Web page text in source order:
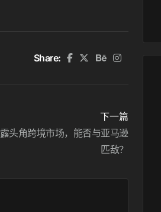
Share:
下一篇
头角跨境市场，能否与亚马逊
匹敌？